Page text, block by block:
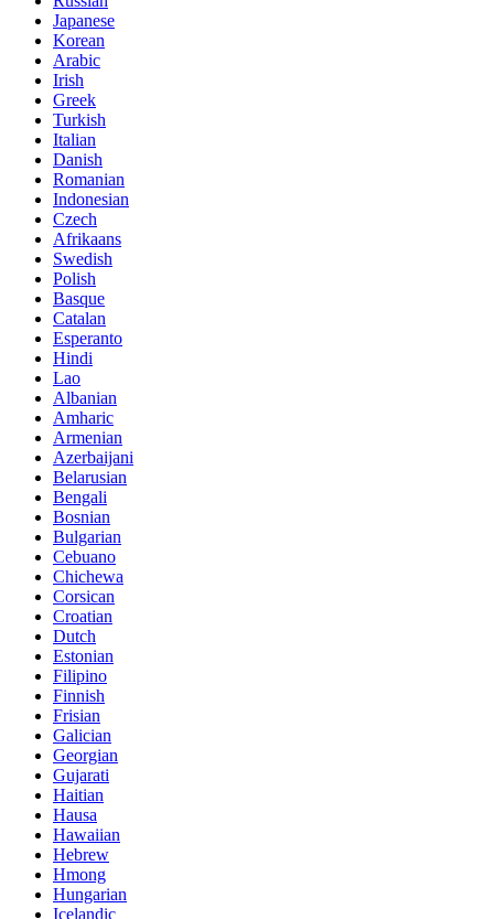
Japanese
Korean
Arabic
Irish
Greek
Turkish
Italian
Danish
Romanian
Indonesian
Czech
Afrikaans
Swedish
Polish
Basque
Catalan
Esperanto
Hindi
Lao
Albanian
Amharic
Armenian
Azerbaijani
Belarusian
Bengali
Bosnian
Bulgarian
Cebuano
Chichewa
Corsican
Croatian
Dutch
Estonian
Filipino
Finnish
Frisian
Galician
Georgian
Gujarati
Haitian
Hausa
Hawaiian
Hebrew
Hmong
Hungarian
Icelandic